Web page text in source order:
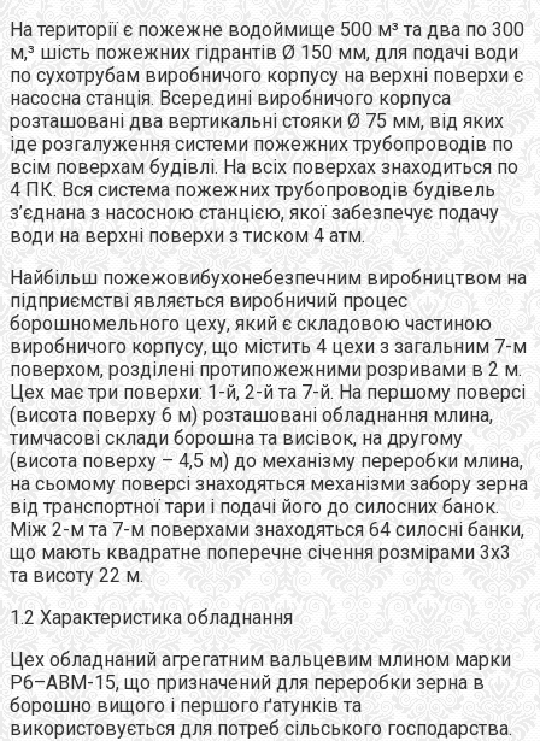
На території є пожежне водоймище 500 м³ та два по 300
м,³ шість пожежних гідрантів Ø 150 мм, для подачі води
по сухотрубам виробничого корпусу на верхні поверхи є
насосна станція. Всередині виробничого корпуса
розташовані два вертикальні стояки Ø 75 мм, від яких
іде розгалуження системи пожежних трубопроводів по
всім поверхам будівлі. На всіх поверхах знаходиться по
4 ПК. Вся система пожежних трубопроводів будівель
з’єднана з насосною станцією, якої забезпечує подачу
води на верхні поверхи з тиском 4 атм.
Найбільш пожежовибухонебезпечним виробництвом на
підприємстві являється виробничий процес
борошномельного цеху, який є складовою частиною
виробничого корпусу, що містить 4 цехи з загальним 7-м
поверхом, розділені протипожежними розривами в 2 м.
Цех має три поверхи: 1-й, 2-й та 7-й. На першому поверсі
(висота поверху 6 м) розташовані обладнання млина,
тимчасові склади борошна та висівок, на другому
(висота поверху – 4,5 м) до механізму переробки млина,
на сьомому поверсі знаходяться механізми забору зерна
від транспортної тари і подачі його до силосних банок.
Між 2-м та 7-м поверхами знаходяться 64 силосні банки,
що мають квадратне поперечне січення розмірами 3х3
та висоту 22 м.
1.2 Характеристика обладнання
Цех обладнаний агрегатним вальцевим млином марки
Р6–АВМ-15, що призначений для переробки зерна в
борошно вищого і першого ґатунків та
використовується для потреб сільського господарства.